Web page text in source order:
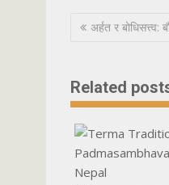
Post
अर्हत र बोधिसत्त्व:
Related